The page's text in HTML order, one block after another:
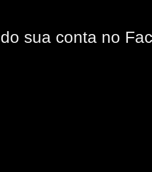
sua conta no